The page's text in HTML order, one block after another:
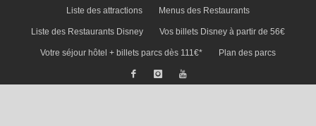
Liste des attractions Menus des Restaurants
Liste des Restaurants Disney Vos billets Disney à partir de 56€
Votre séjour hôtel + billets parcs dès 111€* Plan des parcs